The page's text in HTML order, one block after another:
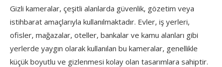
Gizli kameralar, çeşitli alanlarda güvenlik, gözetim veya
istihbarat amaçlarıyla kullanılmaktadır. Evler, iş yerleri,
ofisler, mağazalar, oteller, bankalar ve kamu alanları gibi
yerlerde yaygın olarak kullanılan bu kameralar, genellikle
küçük boyutlu ve gizlenmesi kolay olan tasarımlara sahiptir.